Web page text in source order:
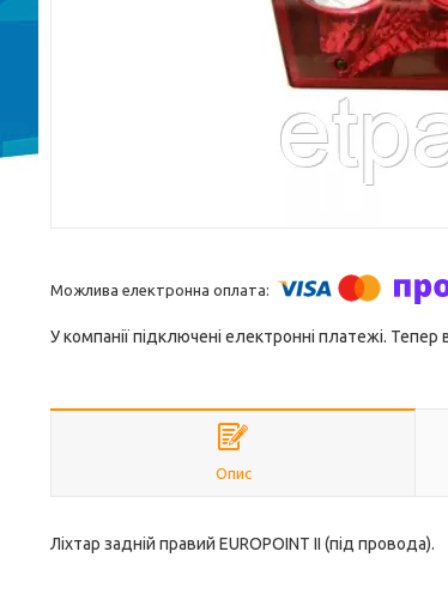
У компанії підключені електронні платежі.
Опис
Ліхтар задній правий EUROPOINT II (під провода).